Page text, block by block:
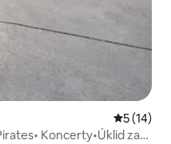
Průměrné
5 (14)
Koncerty•Úklid za